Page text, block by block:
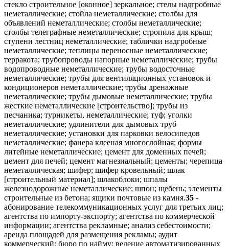
стекло строительное [оконное] зеркальное; стелы надгробные
неметаллические; стойла неметаллические; столбы для
объявлений неметаллические; столбы неметаллические;
столбы телеграфные неметаллические; стропила для крыш;
ступени лестниц неметаллические; таблички надгробные
неметаллические; теплицы переносные неметаллические;
терракота; трубопроводы напорные неметаллические; трубы
водопроводные неметаллические; трубы водосточные
неметаллические; трубы для вентиляционных установок и
кондиционеров неметаллические; трубы дренажные
неметаллические; трубы дымовые неметаллические; трубы
жесткие неметаллические [строительство]; трубы из
песчаника; турникеты, неметаллические; туф; уголки
неметаллические; удлинители для дымовых труб
неметаллические; установки для парковки велосипедов
неметаллические; фанера клееная многослойная; формы
литейные неметаллические; цемент для доменных печей;
цемент для печей; цемент магнезиальный; цементы; черепица
неметаллическая; шифер; шифер кровельный; шлак
[строительный материал]; шлакоблоки; шпалы
железнодорожные неметаллические; шпон; щебень; элементы
строительные из бетона; ящики почтовые из камня.35 -
абонирование телекоммуникационных услуг для третьих лиц;
агентства по импорту-экспорту; агентства по коммерческой
информации; агентства рекламные; анализ себестоимости;
аренда площадей для размещения рекламы; аудит
коммерческий; бюро по найму; ведение автоматизированных